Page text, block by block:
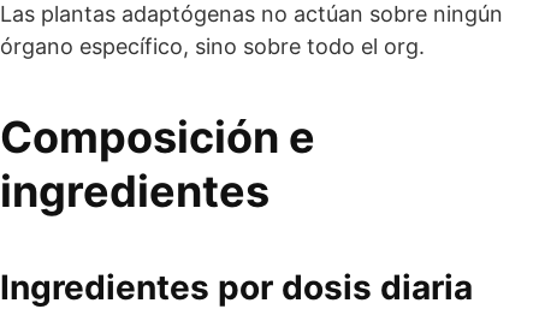
Las plantas adaptógenas no actúan sobre ningún
órgano específico, sino sobre todo el org.
Composición e
ingredientes
Ingredientes por dosis diaria